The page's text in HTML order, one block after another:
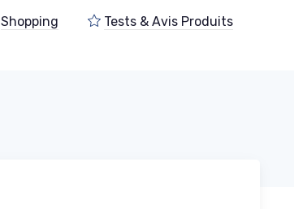
Shopping Tests & Avis Produits